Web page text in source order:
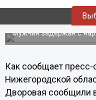
Нижегородец
своем балконе
Мужчин задержан с
Как сообщает
Нижегородской
Дворовая сообщили